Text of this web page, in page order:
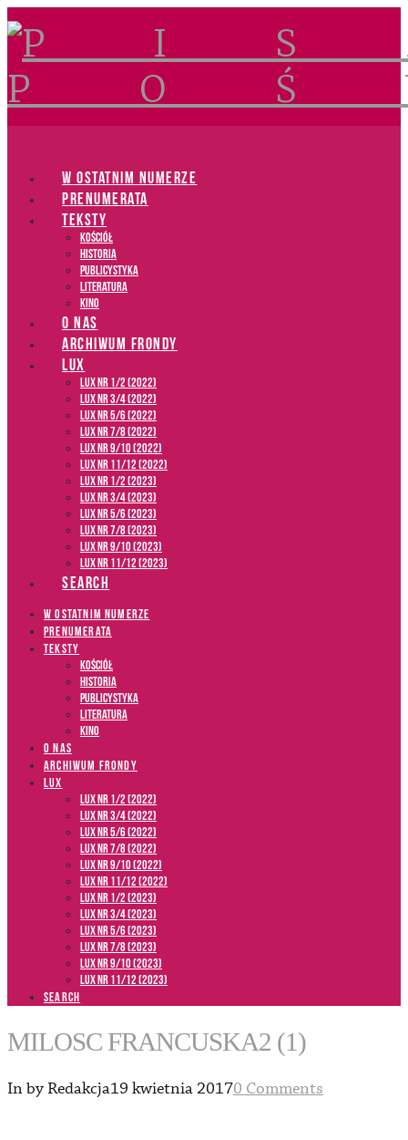
W OSTATNIM NUMERZE
PRENUMERATA
TEKSTY
Kościół
Historia
Publicystyka
Literatura
Kino
O NAS
ARCHIWUM FRONDY
LUX
LUX NR 1/2 (2022)
LUX NR 3/4 (2022)
LUX NR 5/6 (2022)
LUX NR 7/8 (2022)
LUX nr 9/10 (2022)
LUX NR 11/12 (2022)
LUX NR 1/2 (2023)
LUX NR 3/4 (2023)
LUX NR 5/6 (2023)
LUX NR 7/8 (2023)
LUX NR 9/10 (2023)
LUX NR 11/12 (2023)
SEARCH
W OSTATNIM NUMERZE
PRENUMERATA
TEKSTY
Kościół
Historia
Publicystyka
Literatura
Kino
O NAS
ARCHIWUM FRONDY
LUX
LUX NR 1/2 (2022)
LUX NR 3/4 (2022)
LUX NR 5/6 (2022)
LUX NR 7/8 (2022)
LUX nr 9/10 (2022)
LUX NR 11/12 (2022)
LUX NR 1/2 (2023)
LUX NR 3/4 (2023)
LUX NR 5/6 (2023)
LUX NR 7/8 (2023)
LUX NR 9/10 (2023)
LUX NR 11/12 (2023)
SEARCH
MILOSC FRANCUSKA2 (1)
In by Redakcja19 kwietnia 20170 Comments